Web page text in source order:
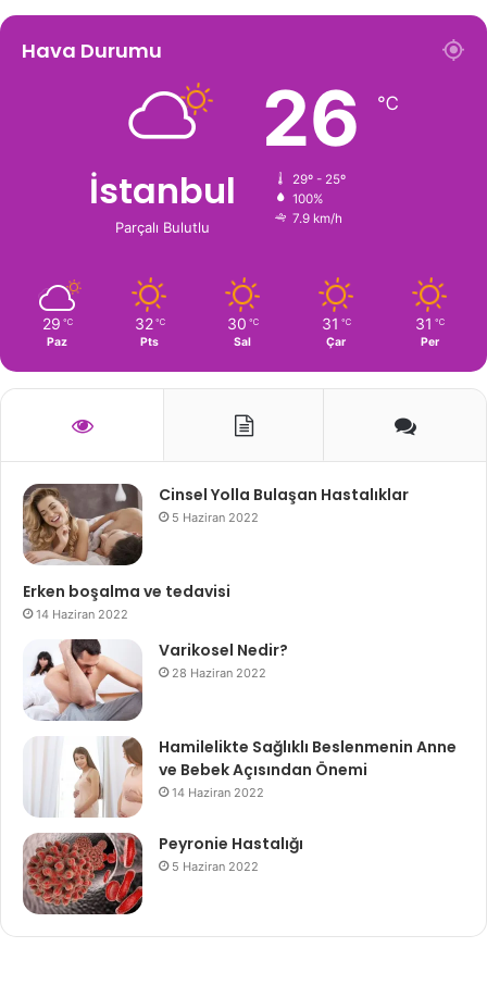
Hava Durumu
İstanbul
Parçalı Bulutlu
26 ℃
29º - 25º
100%
7.9 km/h
29 ℃
Paz
32 ℃
Pts
30 ℃
Sal
31 ℃
Çar
31 ℃
Per
Cinsel Yolla Bulaşan Hastalıklar
5 Haziran 2022
Erken boşalma ve tedavisi
14 Haziran 2022
Varikosel Nedir?
28 Haziran 2022
Hamilelikte Sağlıklı Beslenmenin Anne
ve Bebek Açısından Önemi
14 Haziran 2022
Peyronie Hastalığı
5 Haziran 2022